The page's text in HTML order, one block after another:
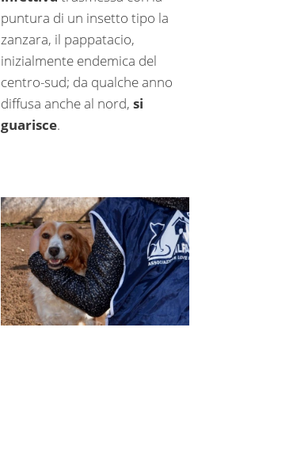
puntura di un insetto tipo la
zanzara, il pappatacio,
inizialmente endemica del
centro-sud; da qualche anno
diffusa anche al nord, si
guarisce.